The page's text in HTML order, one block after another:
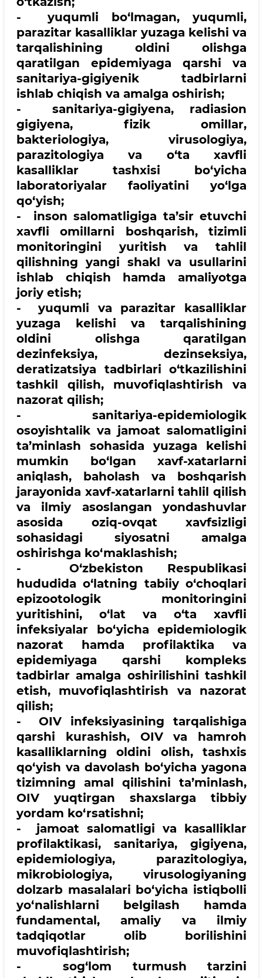
- yuqumli bo‘lmagan, yuqumli,
parazitar kasalliklar yuzaga kelishi va
tarqalishining oldini olishga
qaratilgan epidemiyaga qarshi va
sanitariya-gigiyenik tadbirlarni
ishlab chiqish va amalga oshirish;
- sanitariya-gigiyena, radiasion
gigiyena, fizik omillar,
bakteriologiya, virusologiya,
parazitologiya va o‘ta xavfli
kasalliklar tashxisi bo‘yicha
laboratoriyalar faoliyatini yo‘lga
qo‘yish;
- inson salomatligiga ta’sir etuvchi
xavfli omillarni boshqarish, tizimli
monitoringini yuritish va tahlil
qilishning yangi shakl va usullarini
ishlab chiqish hamda amaliyotga
joriy etish;
- yuqumli va parazitar kasalliklar
yuzaga kelishi va tarqalishining
oldini olishga qaratilgan
dezinfeksiya, dezinseksiya,
deratizatsiya tadbirlari o‘tkazilishini
tashkil qilish, muvofiqlashtirish va
nazorat qilish;
- sanitariya-epidemiologik
osoyishtalik va jamoat salomatligini
ta’minlash sohasida yuzaga kelishi
mumkin bo‘lgan xavf-xatarlarni
aniqlash, baholash va boshqarish
jarayonida xavf-xatarlarni tahlil qilish
va ilmiy asoslangan yondashuvlar
asosida oziq-ovqat xavfsizligi
sohasidagi siyosatni amalga
oshirishga ko‘maklashish;
- O‘zbekiston Respublikasi
hududida o‘latning tabiiy o‘choqlari
epizootologik monitoringini
yuritishini, o‘lat va o‘ta xavfli
infeksiyalar bo‘yicha epidemiologik
nazorat hamda profilaktika va
epidemiyaga qarshi kompleks
tadbirlar amalga oshirilishini tashkil
etish, muvofiqlashtirish va nazorat
qilish;
- OIV infeksiyasining tarqalishiga
qarshi kurashish, OIV va hamroh
kasalliklarning oldini olish, tashxis
qo‘yish va davolash bo‘yicha yagona
tizimning amal qilishini ta’minlash,
OIV yuqtirgan shaxslarga tibbiy
yordam ko‘rsatishni;
- jamoat salomatligi va kasalliklar
profilaktikasi, sanitariya, gigiyena,
epidemiologiya, parazitologiya,
mikrobiologiya, virusologiyaning
dolzarb masalalari bo‘yicha istiqbolli
yo‘nalishlarni belgilash hamda
fundamental, amaliy va ilmiy
tadqiqotlar olib borilishini
muvofiqlashtirish;
- sog‘lom turmush tarzini